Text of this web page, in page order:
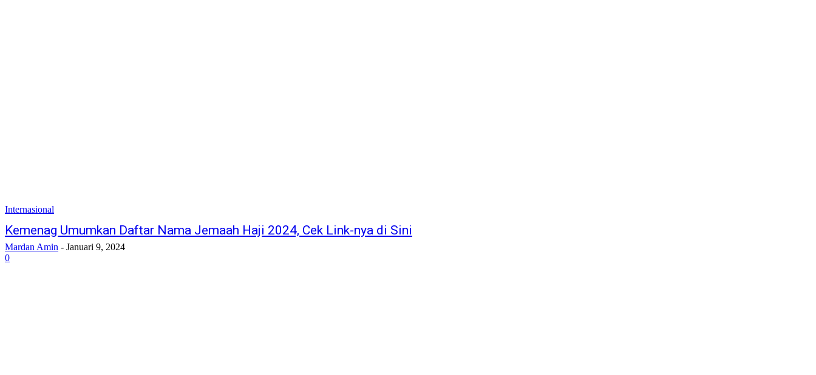
Internasional
Kemenag Umumkan Daftar Nama Jemaah Haji 2024, Cek Link-nya di Sini
Mardan Amin - Januari 9, 2024
0